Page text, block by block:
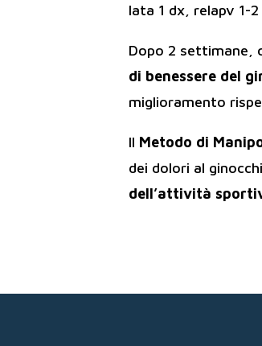
lata 1 dx, relapv 1-
Dopo 2 settimane,
di benessere del
miglioramento
Il Metodo di
dei dolori al
dell’attività